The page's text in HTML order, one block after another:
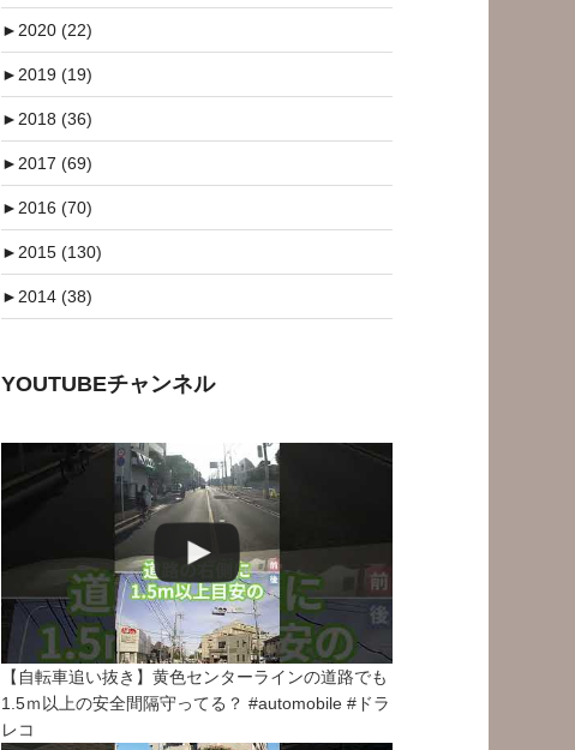
►2020 (22)
►2019 (19)
►2018 (36)
►2017 (69)
►2016 (70)
►2015 (130)
►2014 (38)
YOUTUBEチャンネル
【自転車追い抜き】黄色センターラインの道路でも
1.5ｍ以上の安全間隔守ってる？ #automobile #ドラ
レコ